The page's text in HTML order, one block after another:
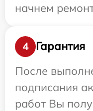
начнем
4
Гарантия
После
подписания
работ Вы